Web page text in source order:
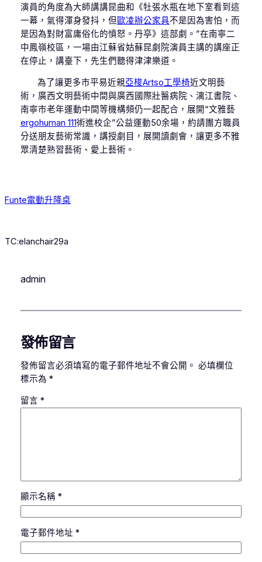
演員的角度為大師講講昆曲和《牡張水瓶在地下室看到這
一幕，氣得渾身發抖，但歐凌辦公家具不是因為害怕，而
是因為對財富庸俗化的憤怒。丹亭》這部劇。”在南寧二
中鳳嶺校區，一場由江蘇省姑蘇昆劇院演員主講的講座正
在停止，講臺下，先生們聽得津津樂道。
為了讓更多市平易近親亞梭Artso工學椅近文明藝
術，廣西文明藝術中間與廣西國際壯醫病院、漓江書院、
南寧市老年運動中間等機構頻仍一起配合，展開“文雅藝
ergohuman 111術進校企”公益運動50余場，約請團方職員
分送朋友藝術常識，講授劇目，展開讀劇會，讓更多不雅
眾清楚熟習藝術、愛上藝術。
Funte電動升降桌
TC:elanchair29a
admin
發佈留言
發佈留言必須填寫的電子郵件地址不會公開。 必填欄位
標示為 *
留言 *
顯示名稱 *
電子郵件地址 *